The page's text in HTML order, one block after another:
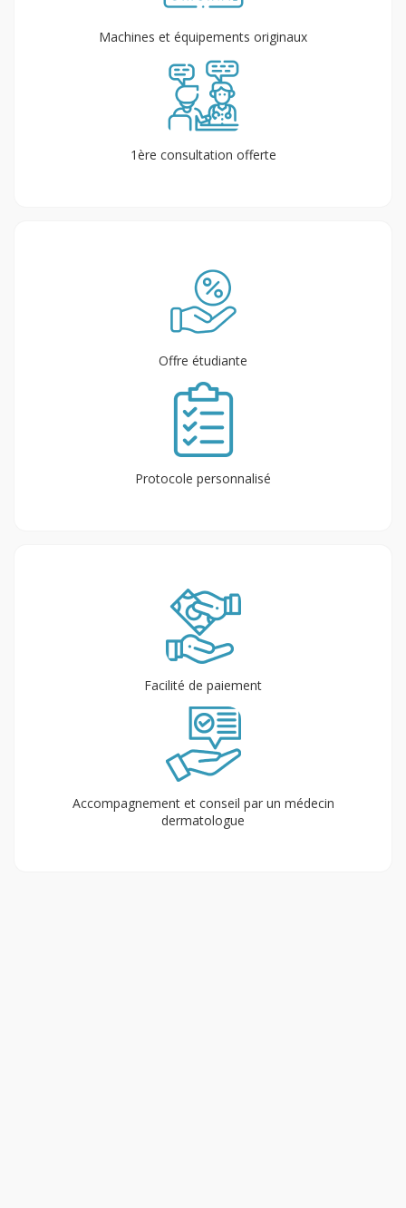
Machines et équipements originaux
1ère consultation offerte
Offre étudiante
Protocole personnalisé
Facilité de paiement
Accompagnement et conseil par un médecin
dermatologue